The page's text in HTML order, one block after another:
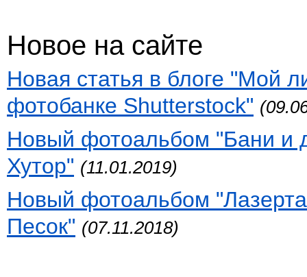
Новое на сайте
Новая статья в блоге "Мой
фотобанке Shutterstock"
Новый фотоальбом "Бани и
Хутор" (11.01.2019)
Новый фотоальбом
Песок" (07.11.2018)